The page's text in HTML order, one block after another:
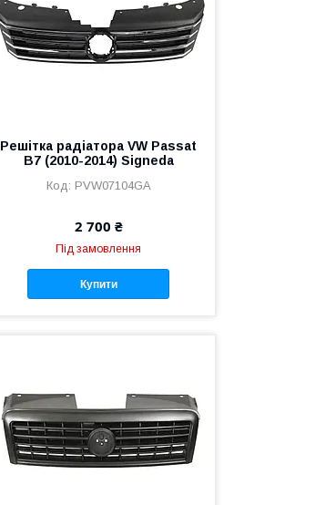
Решітка радіатора VW Passat
B7 (2010-2014) Signeda
PVW07104GA
2 700 ₴
Під замовлення
Купити